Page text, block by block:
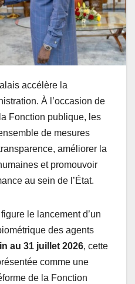
accélère la
À l’occasion de
Fonction publique, les
de mesures
améliorer la
et promouvoir
au sein de l’État.
le lancement d’un
des agents
au 31 juillet 2026, cette
comme une
de la Fonction